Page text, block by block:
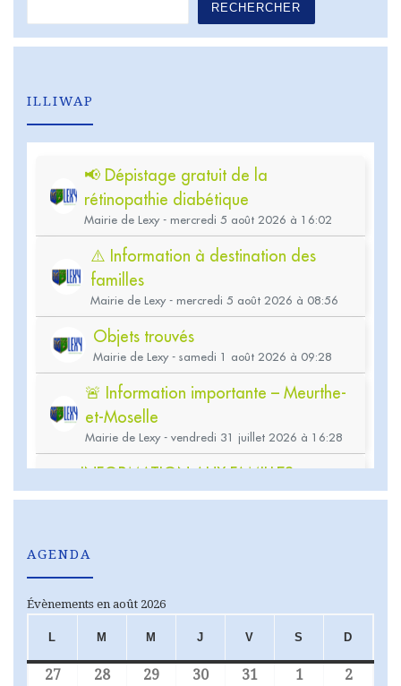
RECHERCHER
ILLIWAP
AGENDA
Évènements en août 2026
L LUNDIM MARDI
M MERCREDI
J JEUDIV VENDREDI
S SAMEDI
D
27 27 juillet 2026
28 28 juillet 2026
29 29 juillet 2026
30 30 juillet 2026
31 31 juillet 2026
1 1 août 2026
2